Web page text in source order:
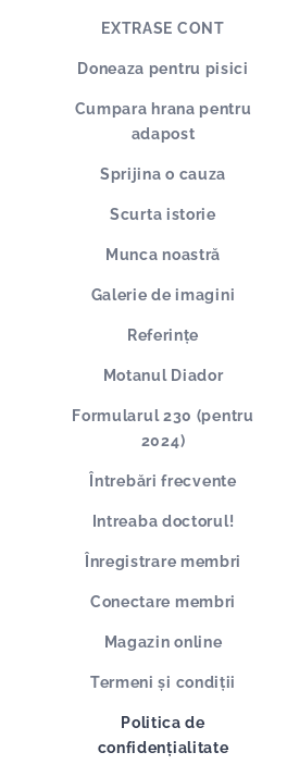
EXTRASE CONT
Doneaza pentru pisici
Cumpara hrana pentru
adapost
Sprijina o cauza
Scurta istorie
Munca noastră
Galerie de imagini
Referințe
Motanul Diador
Formularul 230 (pentru
2024)
Întrebări frecvente
Intreaba doctorul!
Înregistrare membri
Conectare membri
Magazin online
Termeni și condiții
Politica de
confidențialitate